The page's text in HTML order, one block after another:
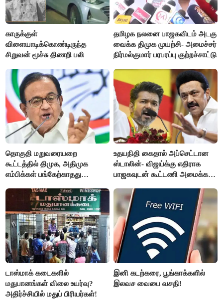
காருக்குள்
விளையாடிக்கொண்டிருந்த
சிறுவன் மூச்சு திணறி பலி
தமிழக நலனை பாஜகவிடம் அடகு
வைக்க திமுக முயற்சி- அமைச்சர்
நிர்மல்குமார் பரபரப்பு குற்றச்சாட்டு
தொகுதி மறுவரையறை
கூட்டத்தில் திமுக, அதிமுக
எம்பிக்கள் பங்கேற்காதது
உதயநிதி கைதால் அப்செட்டான
ஸ்டாலின்- விஜய்க்கு எதிராக
பாஜகவுடன் கூட்டணி அமைக்க
டாஸ்மாக் கடைகளில்
மதுபானங்கள் விலை உயர்வு?
அதிர்ச்சியில் மதுப் பிரியர்கள்!
இனி கடற்கரை, பூங்காக்களில்
இலவச வைபை வசதி!